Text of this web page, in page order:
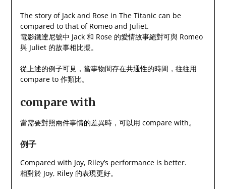
The story of Jack and Rose in The Titanic can be
compared to that of Romeo and Juliet.
電影鐵逹尼號中 Jack 和 Rose 的愛情故事絕對可與 Romeo
與 Juliet 的故事相比擬。
從上述的例子可見，當事物間存在共通性的時間，往往用
compare to 作類比。
compare with
當需要對照兩件事情的差異時，可以用 compare with。
例子
Compared with Joy, Riley’s performance is better.
相對於 Joy, Riley 的表現更好。